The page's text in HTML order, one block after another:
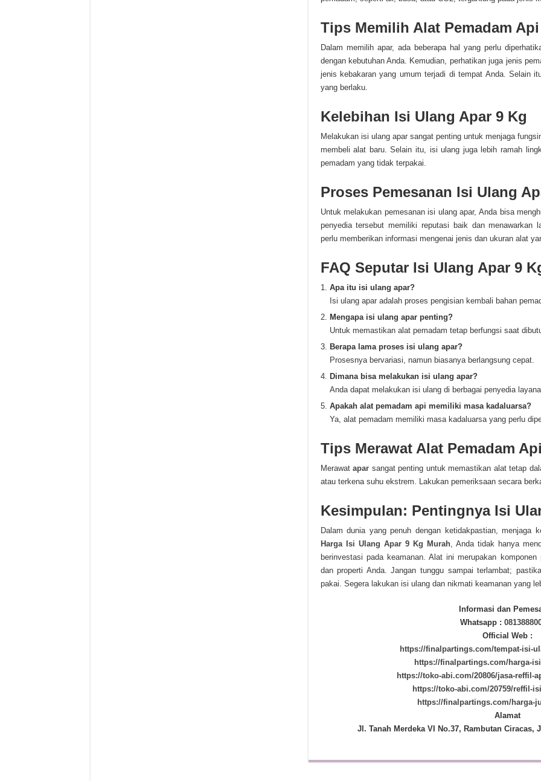
Tips Memilih Alat Pemadam
Dalam memilih apar, ada beberapa hal yang perlu
dengan kebutuhan Anda. Kemudian, perhatikan juga jenis
jenis kebakaran yang umum terjadi di tempat Anda. Selain
yang berlaku.
Kelebihan Isi Ulang Apar 9 Kg
Melakukan isi ulang apar sangat penting untuk menjaga
membeli alat baru. Selain itu, isi ulang juga lebih ramah
pemadam yang tidak terpakai.
Proses Pemesanan Isi Ulang
Untuk melakukan pemesanan isi ulang apar, Anda bisa
penyedia tersebut memiliki reputasi baik dan menawarkan
perlu memberikan informasi mengenai jenis dan ukuran alat
FAQ Seputar Isi Ulang Apar 9
Apa itu isi ulang apar?
Isi ulang apar adalah proses pengisian kembali bahan
Mengapa isi ulang apar penting?
Untuk memastikan alat pemadam tetap berfungsi saat
Berapa lama proses isi ulang apar?
Prosesnya bervariasi, namun biasanya berlangsung cepat.
Dimana bisa melakukan isi ulang apar?
Anda dapat melakukan isi ulang di berbagai penyedia
Apakah alat pemadam api memiliki masa kadaluarsa?
Ya, alat pemadam memiliki masa kadaluarsa yang perlu
Tips Merawat Alat Pemadam
Merawat apar sangat penting untuk memastikan alat tetap
atau terkena suhu ekstrem. Lakukan pemeriksaan secara
Kesimpulan: Pentingnya Isi
Dalam dunia yang penuh dengan ketidakpastian, menjaga
Harga Isi Ulang Apar 9 Kg Murah, Anda tidak hanya
berinvestasi pada keamanan. Alat ini merupakan
dan properti Anda. Jangan tunggu sampai terlambat;
pakai. Segera lakukan isi ulang dan nikmati keamanan yang
Informasi dan
Whatsapp :
Official Web :
https://finalpartings.com/tempat-isi-
https://finalpartings.com/harga-
https://toko-abi.com/20806/jasa-reffil-
https://toko-abi.com/20759/reffil-
https://finalpartings.com/harga-
Alamat
Jl. Tanah Merdeka VI No.37, Rambutan Ciracas,